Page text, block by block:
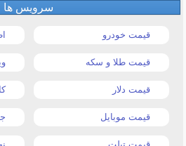
سرویس ها
قیمت خودرو
قیمت طلا و سکه
قیمت دلار
قیمت موبایل